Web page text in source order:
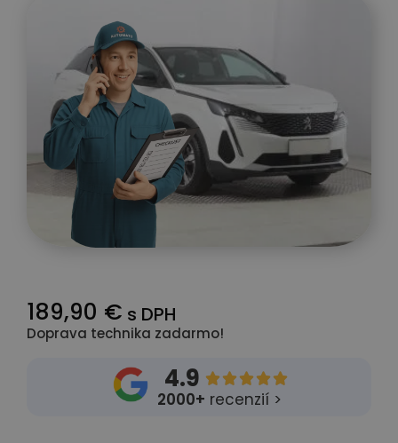
189,90 € s DPH
Doprava technika zadarmo!
4.9 
2000+ recenzií >